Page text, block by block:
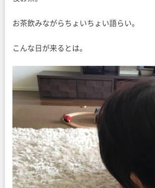
お茶飲みながらちょいちょい語らい。
こんな日が来るとは。